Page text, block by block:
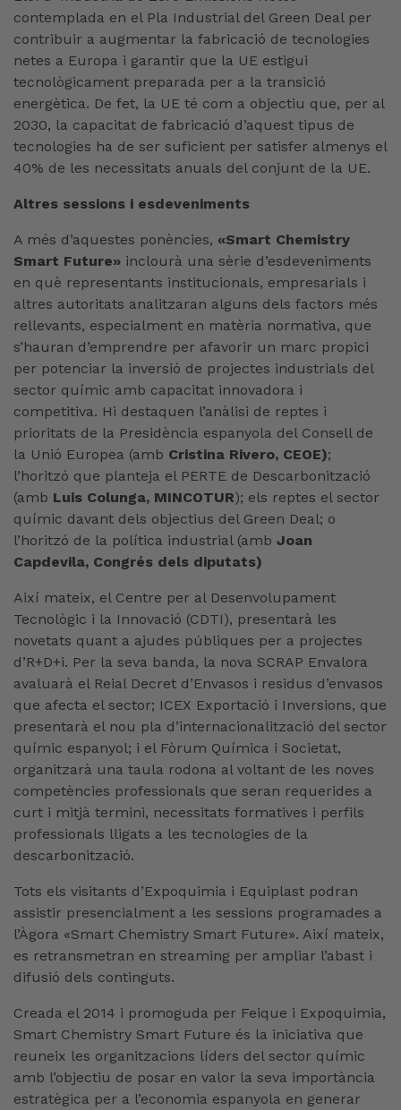
contemplada en el Pla Industrial del Green Deal per
contribuir a augmentar la fabricació de tecnologies
netes a Europa i garantir que la UE estigui
tecnològicament preparada per a la transició
energètica. De fet, la UE té com a objectiu que, per al
2030, la capacitat de fabricació d’aquest tipus de
tecnologies ha de ser suficient per satisfer almenys el
40% de les necessitats anuals del conjunt de la UE.
Altres sessions i esdeveniments
A més d’aquestes ponències, «Smart Chemistry
Smart Future» inclourà una sèrie d’esdeveniments
en què representants institucionals, empresarials i
altres autoritats analitzaran alguns dels factors més
rellevants, especialment en matèria normativa, que
s’hauran d’emprendre per afavorir un marc propici
per potenciar la inversió de projectes industrials del
sector químic amb capacitat innovadora i
competitiva. Hi destaquen l’anàlisi de reptes i
prioritats de la Presidència espanyola del Consell de
la Unió Europea (amb Cristina Rivero, CEOE);
l’horitzó que planteja el PERTE de Descarbonització
(amb Luis Colunga, MINCOTUR); els reptes el sector
químic davant dels objectius del Green Deal; o
l’horitzó de la política industrial (amb Joan
Capdevila, Congrés dels diputats)
Així mateix, el Centre per al Desenvolupament
Tecnològic i la Innovació (CDTI), presentarà les
novetats quant a ajudes públiques per a projectes
d’R+D+i. Per la seva banda, la nova SCRAP Envalora
avaluarà el Reial Decret d’Envasos i residus d’envasos
que afecta el sector; ICEX Exportació i Inversions, que
presentarà el nou pla d’internacionalització del sector
químic espanyol; i el Fòrum Química i Societat,
organitzarà una taula rodona al voltant de les noves
competències professionals que seran requerides a
curt i mitjà termini, necessitats formatives i perfils
professionals lligats a les tecnologies de la
descarbonització.
Tots els visitants d’Expoquimia i Equiplast podran
assistir presencialment a les sessions programades a
l’Àgora «Smart Chemistry Smart Future». Així mateix,
es retransmetran en streaming per ampliar l’abast i
difusió dels continguts.
Creada el 2014 i promoguda per Feique i Expoquimia,
Smart Chemistry Smart Future és la iniciativa que
reuneix les organitzacions líders del sector químic
amb l’objectiu de posar en valor la seva importància
estratègica per a l’economia espanyola en generar